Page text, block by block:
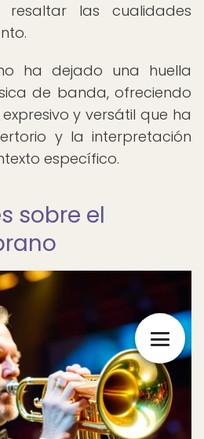
las cualidades
ha dejado una huella
de banda, ofreciendo
y versátil que ha
y la interpretación
específico.
sobre el